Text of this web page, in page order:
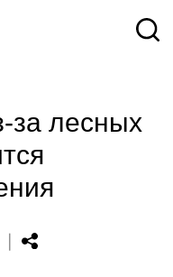
за лесных